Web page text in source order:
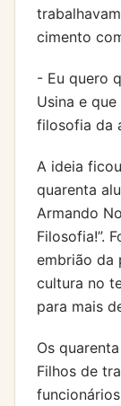
cimento
- Eu quero
Usina e
filosofia da
A ideia
quarenta
Armando
Filosofia!”.
embrião da
cultura no
para mais
Os
Filhos de